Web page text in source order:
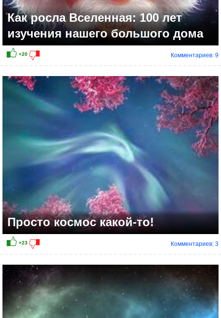
+14
Как росла Вселенная: 100 лет
изучения нашего большого дома
Комментариев: 9
Просто космос какой-то!
Комментариев: 3